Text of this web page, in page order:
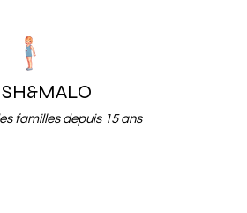
familles depuis 15 ans